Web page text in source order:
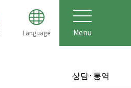
Language Menu
상담·통역